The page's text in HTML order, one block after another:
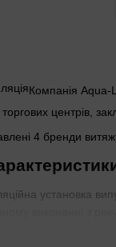
Компанія Aqua-
центрів,
4 бренди
установка